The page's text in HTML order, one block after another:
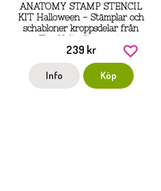
ANATOMY STAMP STENCIL
KIT Halloween - Stämplar och
schabloner kroppsdelar från
Tim Holtz Stamper's
anonymous
239 kr
Info Köp